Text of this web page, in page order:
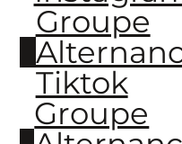
Groupe
Tiktok
Groupe